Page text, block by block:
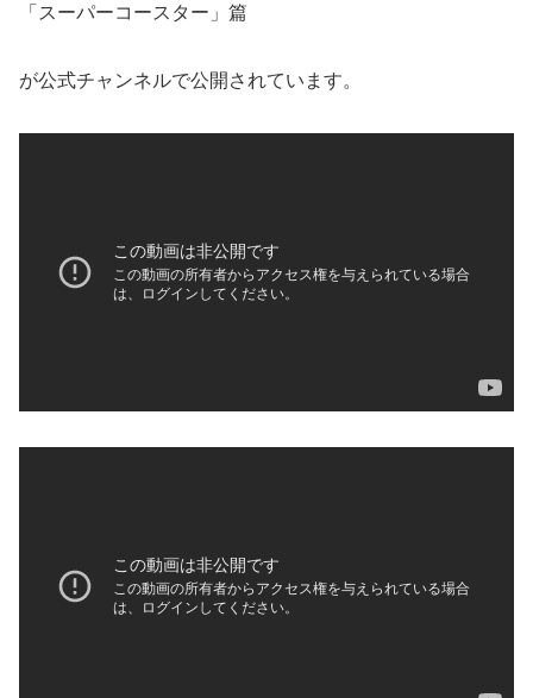
「スーパーコースター」篇
が公式チャンネルで公開されています。